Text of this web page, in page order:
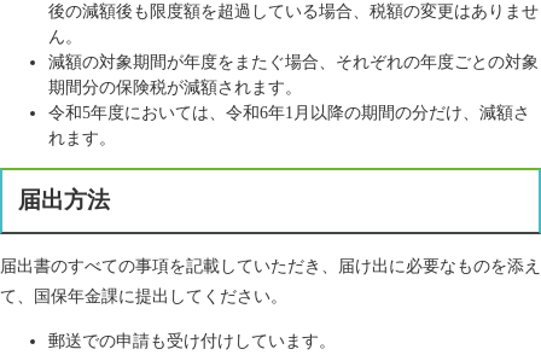
後の減額後も限度額を超過している場合、税額の変更はありませ
ん。
減額の対象期間が年度をまたぐ場合、それぞれの年度ごとの対象
期間分の保険税が減額されます。
令和5年度においては、令和6年1月以降の期間の分だけ、減額さ
れます。
届出方法
届出書のすべての事項を記載していただき、届け出に必要なものを添え
て、国保年金課に提出してください。
郵送での申請も受け付けしています。